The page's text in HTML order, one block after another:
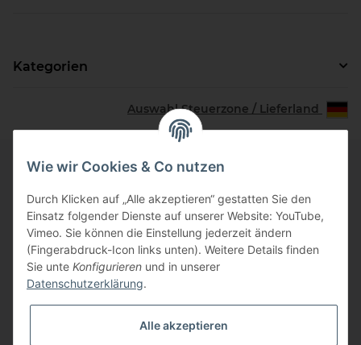
Kategorien
Auswahl Steuerzone / Lieferland
Informationen
Zahlungsinformationen
Gesetzliche Informationen
Wie wir Cookies & Co nutzen
Durch Klicken auf „Alle akzeptieren“ gestatten Sie den
Einsatz folgender Dienste auf unserer Website: YouTube,
Vimeo. Sie können die Einstellung jederzeit ändern
(Fingerabdruck-Icon links unten). Weitere Details finden
Sie unte Konfigurieren und in unserer
Datenschutzerklärung.
Alle akzeptieren